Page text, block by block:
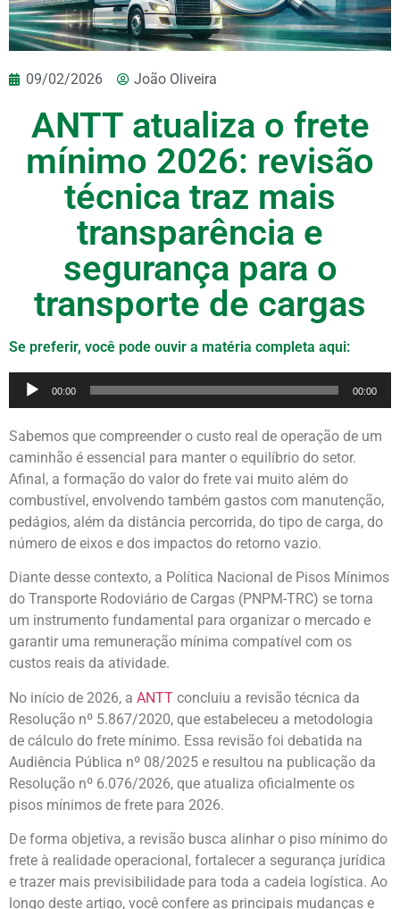
09/02/2026 João Oliveira
ANTT atualiza o frete
mínimo 2026: revisão
técnica traz mais
transparência e
segurança para o
transporte de cargas
Se preferir, você pode ouvir a matéria completa aqui:​
Tocador00:00 00:00
Sabemos que compreender o custo real de operação de um
caminhão é essencial para manter o equilíbrio do setor.
Afinal, a formação do valor do frete vai muito além do
combustível, envolvendo também gastos com manutenção,
pedágios, além da distância percorrida, do tipo de carga, do
número de eixos e dos impactos do retorno vazio.
Diante desse contexto, a Política Nacional de Pisos Mínimos
do Transporte Rodoviário de Cargas (PNPM-TRC) se torna
um instrumento fundamental para organizar o mercado e
garantir uma remuneração mínima compatível com os
custos reais da atividade.
No início de 2026, a ANTT concluiu a revisão técnica da
Resolução nº 5.867/2020, que estabeleceu a metodologia
de cálculo do frete mínimo. Essa revisão foi debatida na
Audiência Pública nº 08/2025 e resultou na publicação da
Resolução nº 6.076/2026, que atualiza oficialmente os
pisos mínimos de frete para 2026.
De forma objetiva, a revisão busca alinhar o piso mínimo do
frete à realidade operacional, fortalecer a segurança jurídica
e trazer mais previsibilidade para toda a cadeia logística. Ao
longo deste artigo, você confere as principais mudanças e